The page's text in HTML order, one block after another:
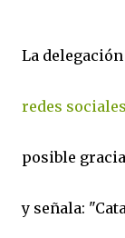
La
redes sociales
posible
y señala: